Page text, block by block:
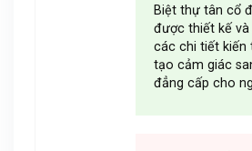
Biệt thự tân cổ
được thiết kế và
các chi tiết kiến
tạo cảm giác
đẳng cấp cho